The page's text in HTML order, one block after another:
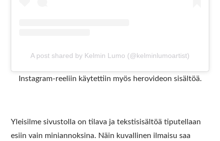
A post shared by Kelmin Lumo (@kelminlumoartist)
Instagram-reeliin käytettiin myös herovideon sisältöä.
Yleisilme sivustolla on tilava ja tekstisisältöä tiputellaan
esiin vain miniannoksina. Näin kuvallinen ilmaisu saa